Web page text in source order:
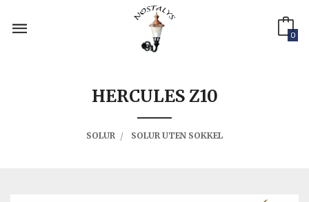
innholdet
0
HERCULES Z10
SOLUR SOLUR UTEN SOKKEL